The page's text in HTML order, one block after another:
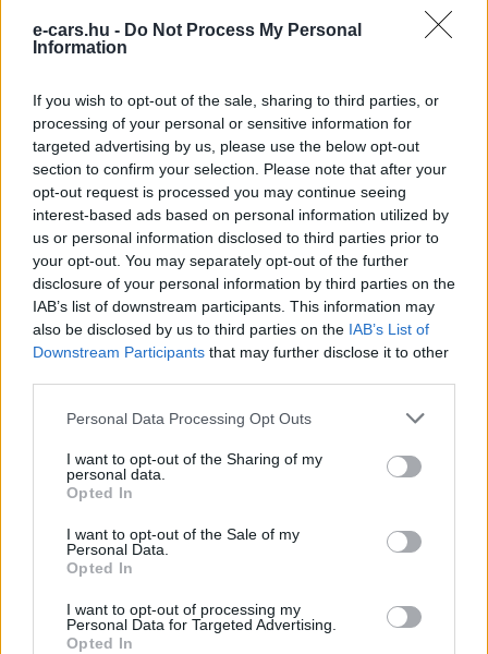
e-cars.hu - Do Not Process My Personal
Information
If you wish to opt-out of the sale, sharing to third parties, or
processing of your personal or sensitive information for
targeted advertising by us, please use the below opt-out
section to confirm your selection. Please note that after your
opt-out request is processed you may continue seeing
interest-based ads based on personal information utilized by
us or personal information disclosed to third parties prior to
your opt-out. You may separately opt-out of the further
disclosure of your personal information by third parties on the
IAB’s list of downstream participants. This information may
also be disclosed by us to third parties on the IAB’s List of
Downstream Participants that may further disclose it to other
Personal Data Processing Opt Outs
I want to opt-out of the Sharing of my
personal data.
Opted In
I want to opt-out of the Sale of my
Personal Data.
Opted In
I want to opt-out of processing my
Personal Data for Targeted Advertising.
Opted In
Eriqo
Főállásban Informatikus kocka, de lelkében elkötelezett gamer,
kütyü és immár e-autó rajongó!
KAPCSOLÓDÓ CIKKEK TÖBB A SZERZŐTŐL
autó
Kigördült a laborból a szilárdtest-
akkumulátor — és pont egy izomautóba
ültették
Elektromos
hódítaná meg a világot
Slate elektromos pickup: forradalom az